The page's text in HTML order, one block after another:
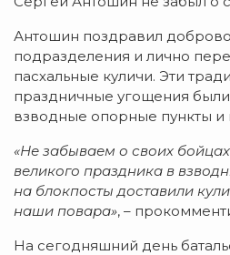
Антошин поздравил
подразделения и лично
пасхальные куличи. Эти
праздничные угощения
взводные опорные пункты и
«Не забываем о своих
великого праздника в
на блокпосты доставили
наши повара», –
На сегодняшний день